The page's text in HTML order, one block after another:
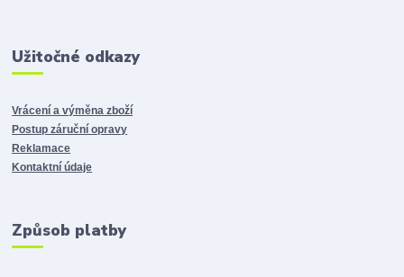
Užitočné odkazy
Vrácení a výměna zboží
Postup záruční opravy
Reklamace
Kontaktní údaje
Způsob platby